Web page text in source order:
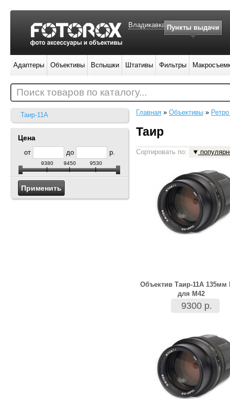
Таир-11А
Цена
от до р.
9380 9450 9530
Главная » Объективы »
Таир
Сортировать по:
Объектив Таир-11А 135мм
для М42
9300 р.
ВладикавказПункты выдачи
Адаптеры Объективы Вспышки Штативы Фильтры
Поиск товаров по каталогу...